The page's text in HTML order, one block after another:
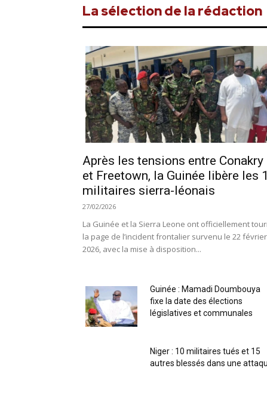
La sélection de la rédaction
Après les tensions entre Conakry
et Freetown, la Guinée libère les
militaires sierra-léonais
27/02/2026
La Guinée et la Sierra Leone ont officiellement
la page de l’incident frontalier survenu le 22 février
2026, avec la mise à disposition...
Guinée : Mamadi Doumbouya
fixe la date des élections
législatives et communales
Niger : 10 militaires tués et 15
autres blessés dans une